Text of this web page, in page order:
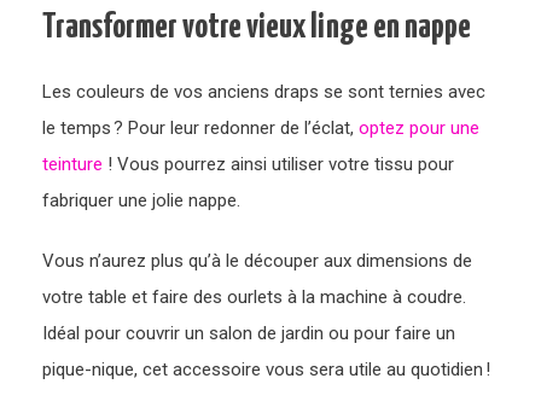
Transformer votre vieux linge en nappe
Les couleurs de vos anciens draps se sont ternies avec
le temps ? Pour leur redonner de l’éclat, optez pour une
teinture ! Vous pourrez ainsi utiliser votre tissu pour
fabriquer une jolie nappe.
Vous n’aurez plus qu’à le découper aux dimensions de
votre table et faire des ourlets à la machine à coudre.
Idéal pour couvrir un salon de jardin ou pour faire un
pique-nique, cet accessoire vous sera utile au quotidien !